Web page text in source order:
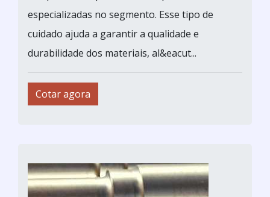
especializadas no segmento. Esse tipo de
cuidado ajuda a garantir a qualidade e
durabilidade dos materiais, al&eacut...
Cotar agora